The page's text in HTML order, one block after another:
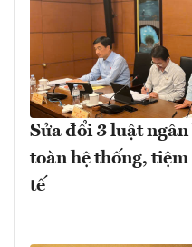
Sửa đổi 3 luật
toàn hệ thống, tiệm
tế